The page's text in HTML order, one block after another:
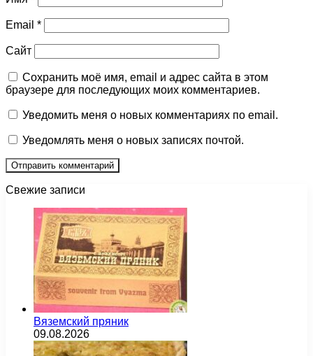
Email *
Сайт
Сохранить моё имя, email и адрес сайта в этом
браузере для последующих моих комментариев.
Уведомить меня о новых комментариях по email.
Уведомлять меня о новых записях почтой.
Свежие записи
Вяземский пряник
09.08.2026